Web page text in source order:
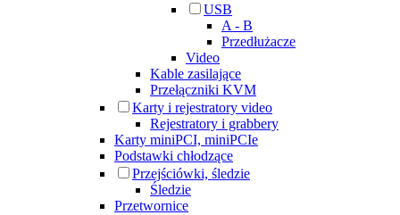
USB
A - B
Przedłużacze
Video
Kable zasilające
Przełączniki KVM
Karty i rejestratory video
Rejestratory i grabbery
Karty miniPCI, miniPCIe
Podstawki chłodzące
Przejściówki, śledzie
Śledzie
Przetwornice